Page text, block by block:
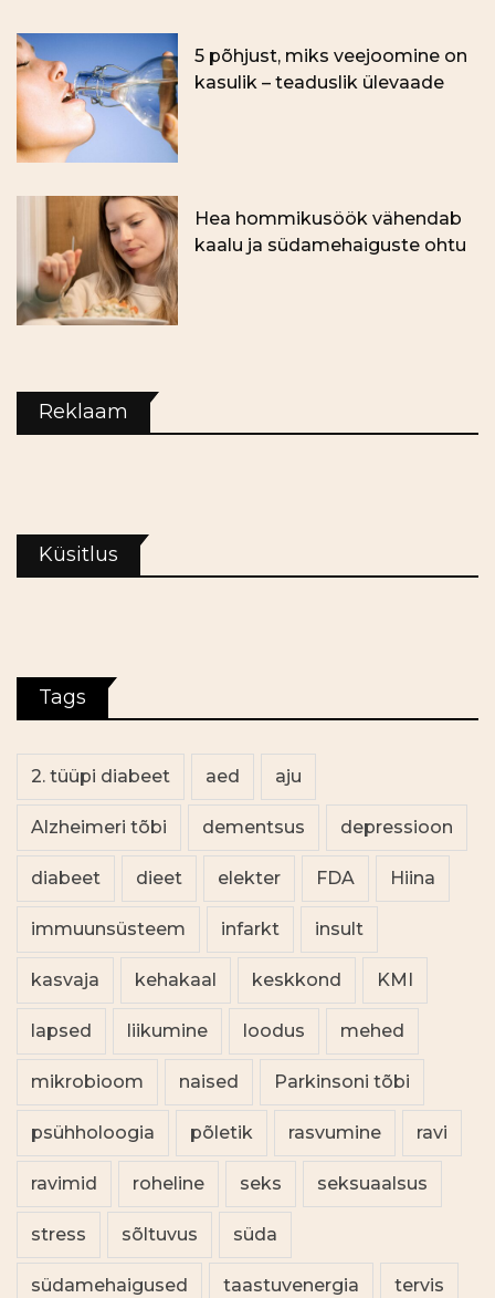
5 põhjust, miks veejoomine on
kasulik – teaduslik ülevaade
Hea hommikusöök vähendab
kaalu ja südamehaiguste ohtu
Reklaam
Küsitlus
Tags
2. tüüpi diabeet aed aju
Alzheimeri tõbi dementsus depressioon
diabeet dieet elekter FDA Hiina
immuunsüsteem infarkt insult
kasvaja kehakaal keskkond KMI
lapsed liikumine loodus mehed
mikrobioom naised Parkinsoni tõbi
psühholoogia põletik rasvumine ravi
ravimid roheline seks seksuaalsus
stress sõltuvus süda
südamehaigused taastuvenergia tervis